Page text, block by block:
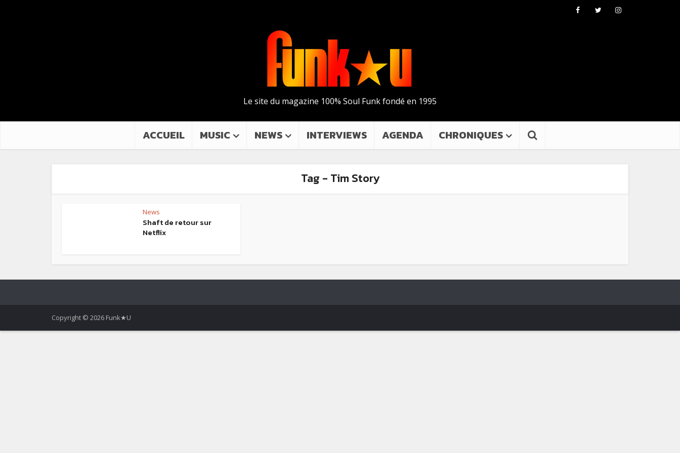
Le site du magazine 100% Soul Funk fondé en 1995
ACCUEIL MUSIC NEWS INTERVIEWS AGENDA CHRONIQUES
Tag - Tim Story
News
Shaft de retour sur
Netflix
Copyright © 2026 Funk★U